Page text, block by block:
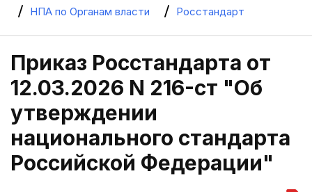
НПА по Органам власти Росстандарт
Приказ Росстандарта от
12.03.2026 N 216-ст "Об
утверждении
национального стандарта
Российской Федерации"